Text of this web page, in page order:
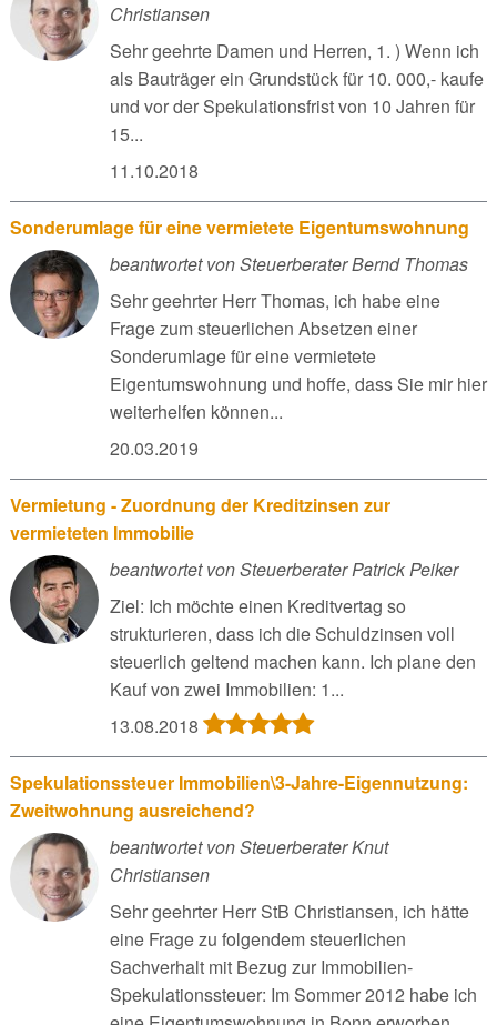
Christiansen
Sehr geehrte Damen und Herren, 1. ) Wenn ich
als Bauträger ein Grundstück für 10. 000,- kaufe
und vor der Spekulationsfrist von 10 Jahren für
15...
11.10.2018
Sonderumlage für eine vermietete Eigentumswohnung
beantwortet von Steuerberater Bernd Thomas
Sehr geehrter Herr Thomas, ich habe eine
Frage zum steuerlichen Absetzen einer
Sonderumlage für eine vermietete
Eigentumswohnung und hoffe, dass Sie mir hier
weiterhelfen können...
20.03.2019
Vermietung - Zuordnung der Kreditzinsen zur
vermieteten Immobilie
beantwortet von Steuerberater Patrick Peiker
Ziel: Ich möchte einen Kreditvertag so
strukturieren, dass ich die Schuldzinsen voll
steuerlich geltend machen kann. Ich plane den
Kauf von zwei Immobilien: 1...
13.08.2018
Spekulationssteuer Immobilien\3-Jahre-Eigennutzung:
Zweitwohnung ausreichend?
beantwortet von Steuerberater Knut
Christiansen
Sehr geehrter Herr StB Christiansen, ich hätte
eine Frage zu folgendem steuerlichen
Sachverhalt mit Bezug zur Immobilien-
Spekulationssteuer: Im Sommer 2012 habe ich